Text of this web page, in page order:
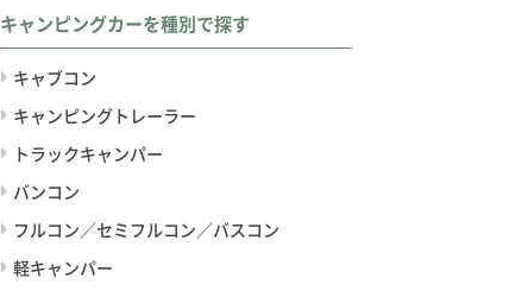
キャンピングカーを種別で探す
キャブコン
キャンピングトレーラー
トラックキャンパー
バンコン
フルコン／セミフルコン／バスコン
軽キャンパー